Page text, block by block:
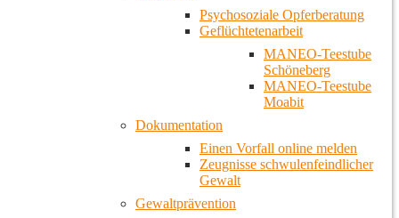
Psychosoziale Opferberatung
Geflüchtetenarbeit
MANEO-Teestube
Schöneberg
MANEO-Teestube
Moabit
Dokumentation
Einen Vorfall online melden
Zeugnisse schwulenfeindlicher
Gewalt
Gewaltprävention